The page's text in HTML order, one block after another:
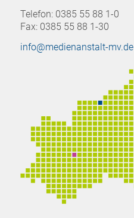
Telefon: 0385 55 88 1-0
Fax: 0385 55 88 1-30
info@medienanstalt-mv.de